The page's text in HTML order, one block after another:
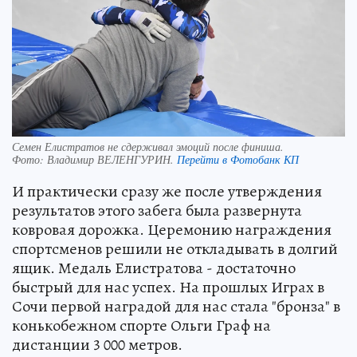
Семен Елистратов не сдерживал эмоций после финиша.
Фото: Владимир ВЕЛЕНГУРИН. Перейти в Фотобанк КП
И практически сразу же после утверждения
результатов этого забега была развернута
ковровая дорожка. Церемонию награждения
спортсменов решили не откладывать в долгий
ящик. Медаль Елистратова - достаточно
быстрый для нас успех. На прошлых Играх в
Сочи первой наградой для нас стала "бронза" в
конькобежном спорте Ольги Граф на
дистанции 3 000 метров.